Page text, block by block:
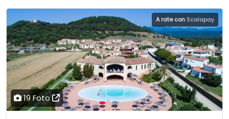
19 Foto
A rate con Scalapay